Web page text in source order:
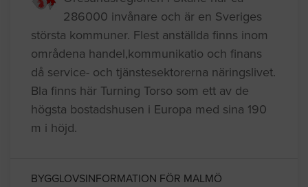
Malmö kommun som ligger i
Öresundsregionen i Skåne har ca
286000 invånare och är en Sveriges
största kommuner. Flest anställda finns inom
områdena handel,kommunikatio och finans
då service- och tjänstesektorerna näringslivet.